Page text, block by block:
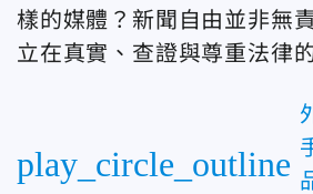
樣的媒體？新聞自由並非無
立在真實、查證與尊重法律
play_circle_outline